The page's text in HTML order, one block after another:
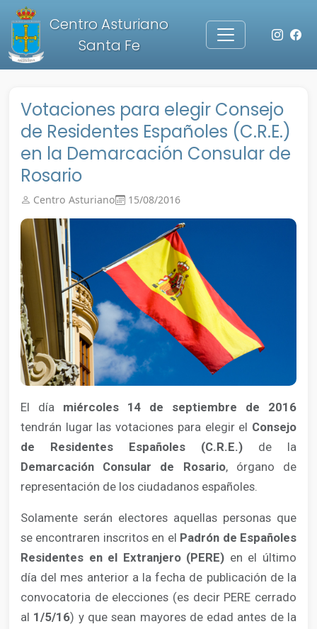
Centro Asturiano
Santa Fe
Votaciones para elegir Consejo
de Residentes Españoles (C.R.E.)
en la Demarcación Consular de
Rosario
Centro Asturiano 15/08/2016
El día miércoles 14 de septiembre de 2016
tendrán lugar las votaciones para elegir el Consejo
de Residentes Españoles (C.R.E.) de la
Demarcación Consular de Rosario, órgano de
representación de los ciudadanos españoles.
Solamente serán electores aquellas personas que
se encontraren inscritos en el Padrón de Españoles
Residentes en el Extranjero (PERE) en el último
día del mes anterior a la fecha de publicación de la
convocatoria de elecciones (es decir PERE cerrado
al 1/5/16) y que sean mayores de edad antes de la